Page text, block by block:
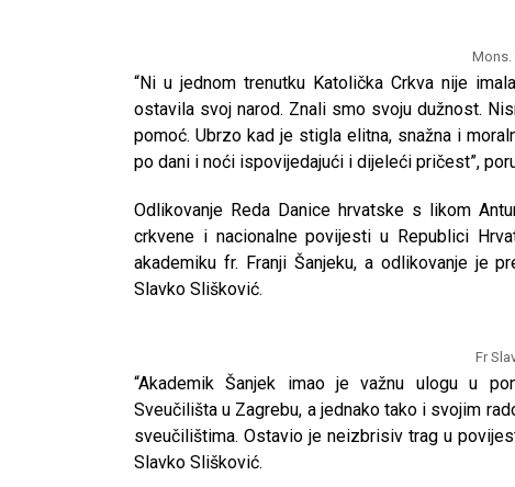
Mons.
“Ni u jednom trenutku Katolička Crkva nije
ostavila svoj narod. Znali smo svoju dužnost.
pomoć. Ubrzo kad je stigla elitna, snažna i
po dani i noći ispovijedajući i dijeleći pričest”,
Odlikovanje Reda Danice hrvatske s likom
crkvene i nacionalne povijesti u Republici
akademiku fr. Franji Šanjeku, a odlikovanje je
Slavko Slišković.
Fr
“Akademik Šanjek imao je važnu ulogu u
Sveučilišta u Zagrebu, a jednako tako i svojim
sveučilištima. Ostavio je neizbrisiv trag u
Slavko Slišković.